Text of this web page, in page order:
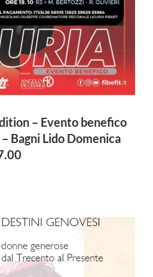
– Evento benefico
Bagni Lido Domenica